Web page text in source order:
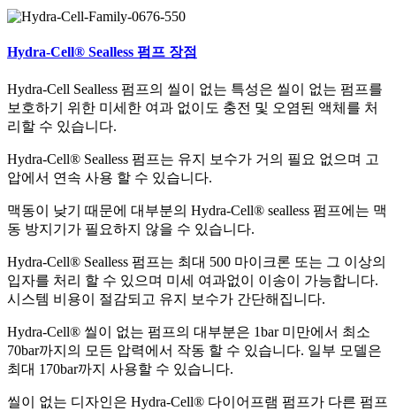
Hydra-Cell® Sealless 펌프 장점
Hydra-Cell Sealless 펌프의 씰이 없는 특성은 씰이 없는 펌프를
보호하기 위한 미세한 여과 없이도 충전 및 오염된 액체를 처
리할 수 있습니다.
Hydra-Cell® Sealless 펌프는 유지 보수가 거의 필요 없으며 고
압에서 연속 사용 할 수 있습니다.
맥동이 낮기 때문에 대부분의 Hydra-Cell® sealless 펌프에는 맥
동 방지기가 필요하지 않을 수 있습니다.
Hydra-Cell® Sealless 펌프는 최대 500 마이크론 또는 그 이상의
입자를 처리 할 수 있으며 미세 여과없이 이송이 가능합니다.
시스템 비용이 절감되고 유지 보수가 간단해집니다.
Hydra-Cell® 씰이 없는 펌프의 대부분은 1bar 미만에서 최소
70bar까지의 모든 압력에서 작동 할 수 있습니다. 일부 모델은
최대 170bar까지 사용할 수 있습니다.
씰이 없는 디자인은 Hydra-Cell® 다이어프램 펌프가 다른 펌프